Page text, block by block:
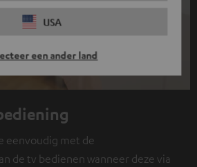
USA
een ander land
eenvoudig met de
de tv bedienen wanneer deze via